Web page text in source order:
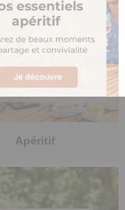
Apéritif